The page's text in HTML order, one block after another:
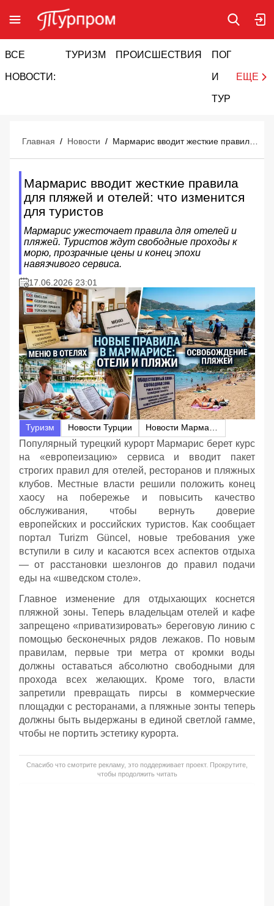
ВСЕ
НОВОСТИ:
ТУРИЗМ ПРОИСШЕСТВИЯ ПОГОДА
И
ТУРИЗМ
ЕЩЕ
Главная / Новости /
Мармарис вводит жесткие правила
для пляжей и отелей: что изменится
для туристов
Мармарис ужесточает правила для отелей и
пляжей. Туристов ждут свободные проходы к
морю, прозрачные цены и конец эпохи
навязчивого сервиса.
17.06.2026 23:01
Туризм Новости Турции
Популярный турецкий курорт Мармарис берет курс
на «европеизацию» сервиса и вводит пакет
строгих правил для отелей, ресторанов и пляжных
клубов. Местные власти решили положить конец
хаосу на побережье и повысить качество
обслуживания, чтобы вернуть доверие
европейских и российских туристов. Как сообщает
портал Turizm Güncel, новые требования уже
вступили в силу и касаются всех аспектов отдыха
— от расстановки шезлонгов до правил подачи
еды на «шведском столе».
Главное изменение для отдыхающих коснется
пляжной зоны. Теперь владельцам отелей и кафе
запрещено «приватизировать» береговую линию с
помощью бесконечных рядов лежаков. По новым
правилам, первые три метра от кромки воды
должны оставаться абсолютно свободными для
прохода всех желающих. Кроме того, власти
запретили превращать пирсы в коммерческие
площадки с ресторанами, а пляжные зонты теперь
должны быть выдержаны в единой светлой гамме,
чтобы не портить эстетику курорта.
Спасибо что смотрите рекламу, это поддерживает проект. Прокрутите,
чтобы продолжить читать